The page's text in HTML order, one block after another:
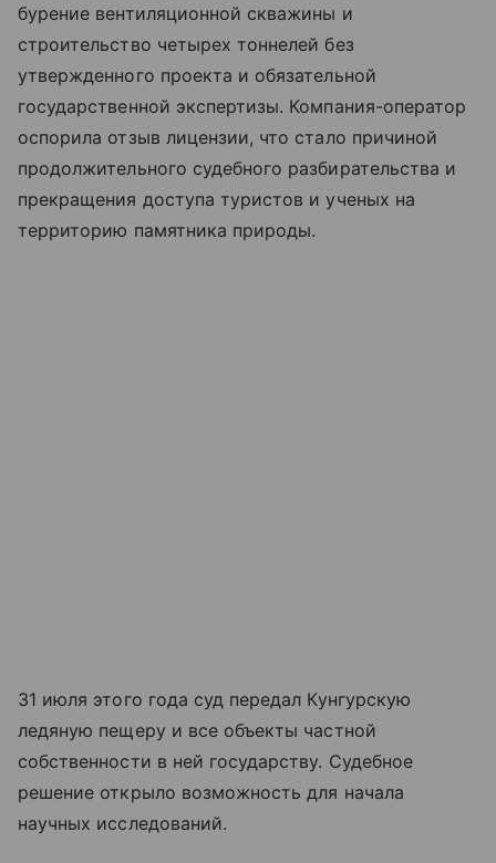
бурение вентиляционной скважины и
строительство четырех тоннелей без
утвержденного проекта и обязательной
государственной экспертизы. Компания-оператор
оспорила отзыв лицензии, что стало причиной
продолжительного судебного разбирательства и
прекращения доступа туристов и ученых на
территорию памятника природы.
31 июля этого года суд передал Кунгурскую
ледяную пещеру и все объекты частной
собственности в ней государству. Судебное
решение открыло возможность для начала
научных исследований.